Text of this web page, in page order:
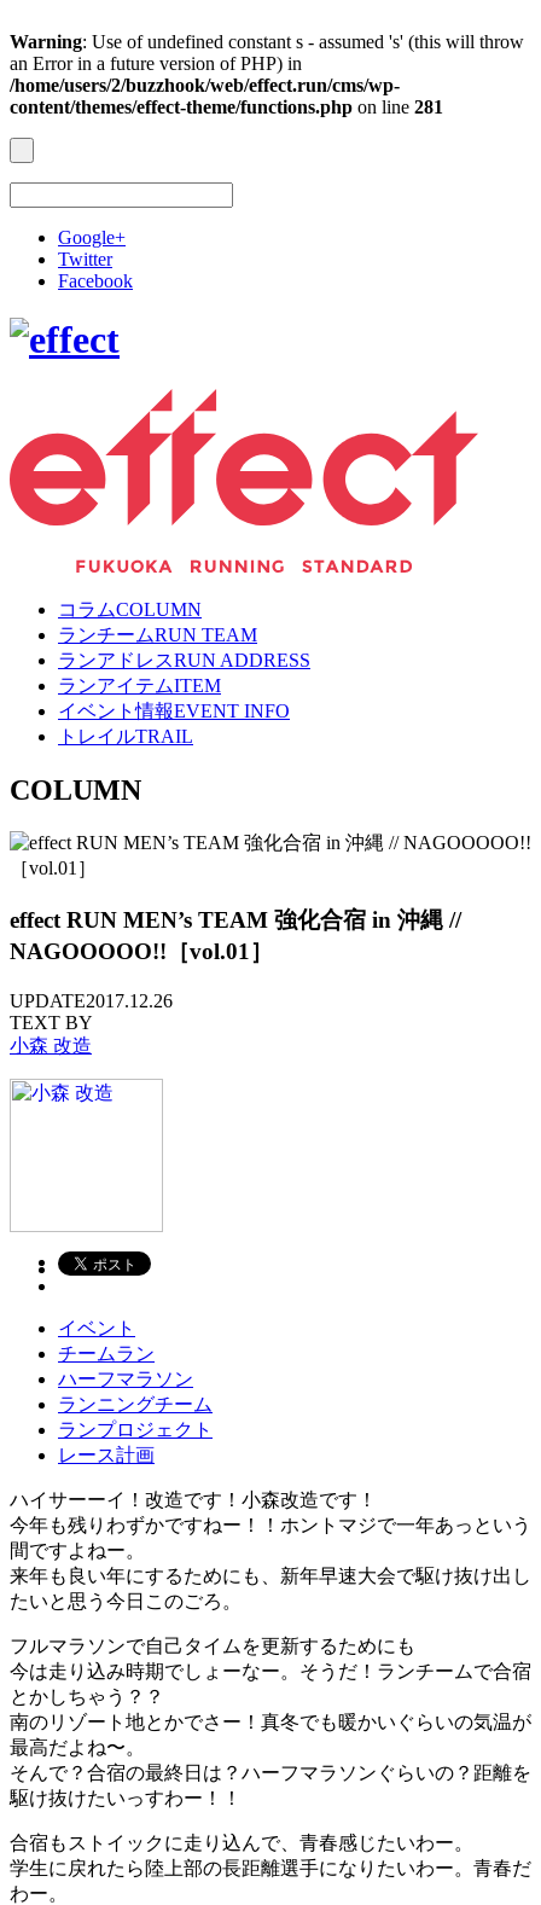
Warning: Use of undefined constant s - assumed 's' (this will throw
an Error in a future version of PHP) in
/home/users/2/buzzhook/web/effect.run/cms/wp-
content/themes/effect-theme/functions.php on line 281
Google+
Twitter
Facebook
コラムCOLUMN
ランチームRUN TEAM
ランアドレスRUN ADDRESS
ランアイテムITEM
イベント情報EVENT INFO
トレイルTRAIL
COLUMN
effect RUN MEN’s TEAM 強化合宿 in 沖縄 //
NAGOOOOO!!［vol.01］
UPDATE2017.12.26
TEXT BY
小森 改造
イベント
チームラン
ハーフマラソン
ランニングチーム
ランプロジェクト
レース計画
ハイサーーイ！改造です！小森改造です！
今年も残りわずかですねー！！ホントマジで一年あっという
間ですよねー。
来年も良い年にするためにも、新年早速大会で駆け抜け出し
たいと思う今日このごろ。
フルマラソンで自己タイムを更新するためにも
今は走り込み時期でしょーなー。そうだ！ランチームで合宿
とかしちゃう？？
南のリゾート地とかでさー！真冬でも暖かいぐらいの気温が
最高だよね〜。
そんで？合宿の最終日は？ハーフマラソンぐらいの？距離を
駆け抜けたいっすわー！！
合宿もストイックに走り込んで、青春感じたいわー。
学生に戻れたら陸上部の長距離選手になりたいわー。青春だ
わー。